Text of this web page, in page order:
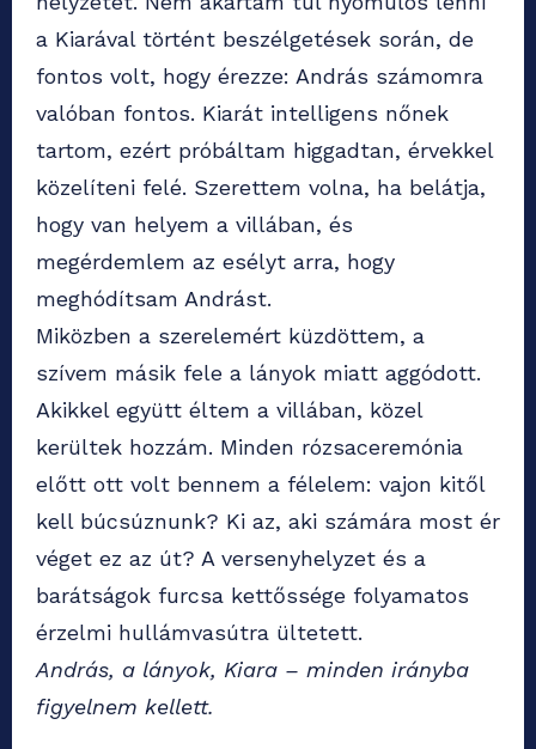
a Kiarával történt beszélgetések során, de
fontos volt, hogy érezze: András számomra
valóban fontos. Kiarát intelligens nőnek
tartom, ezért próbáltam higgadtan, érvekkel
közelíteni felé. Szerettem volna, ha belátja,
hogy van helyem a villában, és
megérdemlem az esélyt arra, hogy
meghódítsam Andrást.
Miközben a szerelemért küzdöttem, a
szívem másik fele a lányok miatt aggódott.
Akikkel együtt éltem a villában, közel
kerültek hozzám. Minden rózsaceremónia
előtt ott volt bennem a félelem: vajon kitől
kell búcsúznunk? Ki az, aki számára most ér
véget ez az út? A versenyhelyzet és a
barátságok furcsa kettőssége folyamatos
érzelmi hullámvasútra ültetett.
András, a lányok, Kiara – minden irányba
figyelnem kellett.